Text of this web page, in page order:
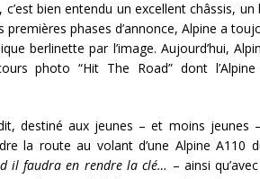
c’est bien entendu un excellent châssis,
premières phases d’annonce, Alpine a
berlinette par l’image. Aujourd’hui,
photo “Hit The Road” dont
destiné aux jeunes – et moins jeunes
la route au volant d’une Alpine A110
il faudra en rendre la clé… – ainsi